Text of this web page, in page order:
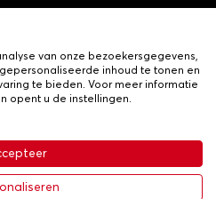
•Privacy- en cookiebeleid
van onze bezoekersgegevens,
inhoud te tonen en
te bieden. Voor meer informatie
opent u de instellingen.